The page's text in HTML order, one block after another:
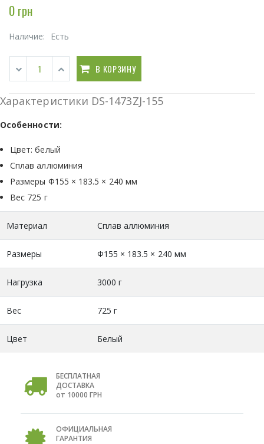
0 грн
Наличие: Есть
В КОРЗИНУ
Характеристики DS-1473ZJ-155
Особенности:
Цвет: белый
Сплав аллюминия
Размеры Φ155 × 183.5 × 240 мм
Вес 725 г
Материал Сплав аллюминия
Размеры Φ155 × 183.5 × 240 мм
Нагрузка 3000 г
Вес 725 г
Цвет Белый
БЕСПЛАТНАЯ
ДОСТАВКА
от 10000 ГРН
ОФИЦИАЛЬНАЯ
ГАРАНТИЯ